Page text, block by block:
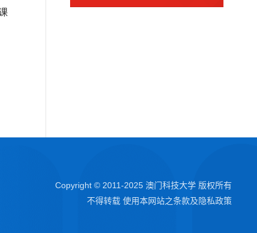
Copyright © 2011-2025 澳门科技大学 版权所有
不得转载 使用本网站之条款及隐私政策